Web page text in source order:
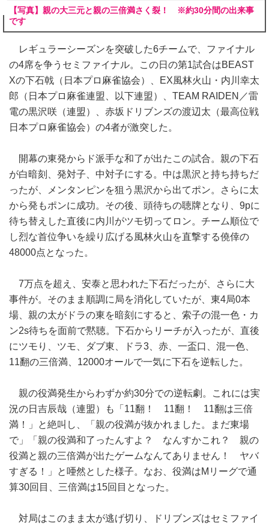
【写真】親の大三元と親の三倍満さく裂！ ※約30分間の出来事
です
レギュラーシーズンを突破した6チームで、ファイナル
の4席を争うセミファイナル。この日の第1試合はBEAST
Xの下石戟（日本プロ麻雀協会）、EX風林火山・内川幸太
郎（日本プロ麻雀連盟、以下連盟）、TEAM RAIDEN／雷
電の黒沢咲（連盟）、赤坂ドリブンズの渡辺太（最高位戦
日本プロ麻雀協会）の4者が激突した。
開幕の東発からド派手な和了が出たこの試合。親の下石
が白暗刻、発対子、中対子にする。中は黒沢と持ち持ちだ
ったが、メンタンピンを狙う黒沢から出てポン。さらに太
から発もポンに成功。その後、頭待ちの聴牌となり、9pに
待ち替えした直後に内川がツモ切ってロン。チーム順位で
し烈な首位争いを繰り広げる風林火山を直撃する僥倖の
48000点となった。
7万点を超え、安泰と思われた下石だったが、さらに大
事件が。そのまま順調に局を消化していたが、東4局0本
場、親の太がドラの東を暗刻にすると、索子の混一色・カ
ン2s待ちを面前で黙聴。下石からリーチが入ったが、直後
にツモり、ツモ、ダブ東、ドラ3、赤、一盃口、混一色、
11翻の三倍満、12000オールで一気に下石を逆転した。
親の役満発生からわずか約30分での逆転劇。これには実
況の日吉辰哉（連盟）も「11翻！ 11翻！ 11翻は三倍
満！」と絶叫し、「親の役満が抜かれました。まだ東場
で」「親の役満和了ったんすよ？ なんすかこれ？ 親の
役満と親の三倍満が出たゲームなんてありません！ ヤバ
すぎる！」と唖然とした様子。なお、役満はMリーグで通
算30回目、三倍満は15回目となった。
対局はこのまま太が逃げ切り、ドリブンズはセミファイ